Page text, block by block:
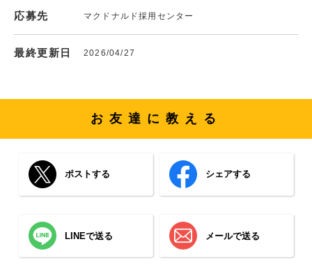
応募先 マクドナルド採用センター
最終更新日 2026/04/27
お友達に教える
ポストする シェアする
LINEで送る メールで送る